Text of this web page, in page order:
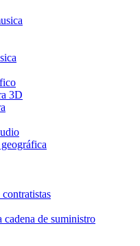
3D
cadena de suministro